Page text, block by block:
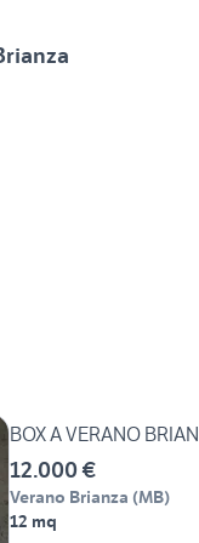
BOX A VERANO
12.000 €
Verano Brianza (MB)
12 mq